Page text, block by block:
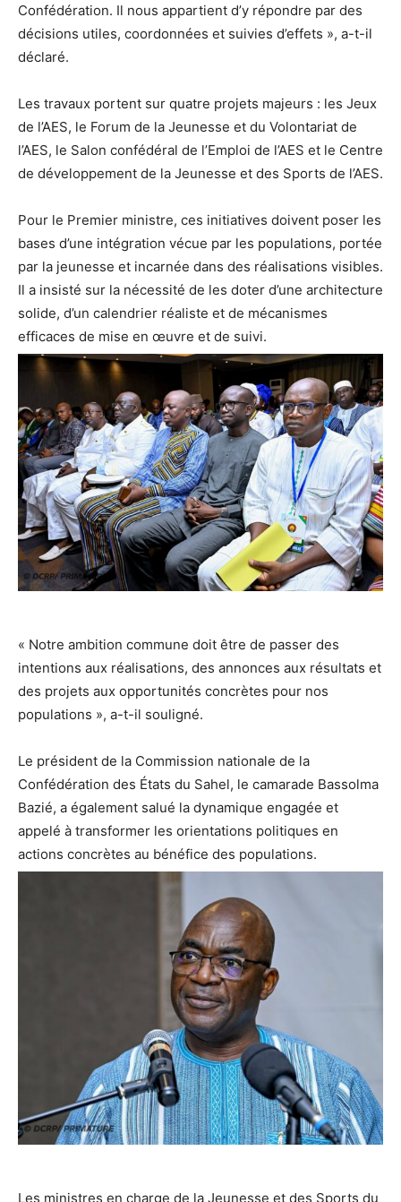
Confédération. Il nous appartient d’y répondre par des
décisions utiles, coordonnées et suivies d’effets », a-t-il
déclaré.
‎Les travaux portent sur quatre projets majeurs : les Jeux
de l’AES, le Forum de la Jeunesse et du Volontariat de
l’AES, le Salon confédéral de l’Emploi de l’AES et le Centre
de développement de la Jeunesse et des Sports de l’AES.
‎Pour le Premier ministre, ces initiatives doivent poser les
bases d’une intégration vécue par les populations, portée
par la jeunesse et incarnée dans des réalisations visibles.
Il a insisté sur la nécessité de les doter d’une architecture
solide, d’un calendrier réaliste et de mécanismes
efficaces de mise en œuvre et de suivi.
‎« Notre ambition commune doit être de passer des
intentions aux réalisations, des annonces aux résultats et
des projets aux opportunités concrètes pour nos
populations », a-t-il souligné.
‎Le président de la Commission nationale de la
Confédération des États du Sahel, le camarade Bassolma
Bazié, a également salué la dynamique engagée et
appelé à transformer les orientations politiques en
actions concrètes au bénéfice des populations.
‎Les ministres en charge de la Jeunesse et des Sports du